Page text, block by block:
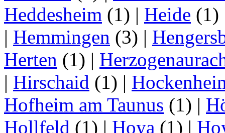
Heddesheim (1) | Heide (1)
| Hemmingen (3) |
Herten (1) |
| Hirschaid (1) |
Hofheim am Taunus (1) |
Hollfeld (1) | Hoya (1) |